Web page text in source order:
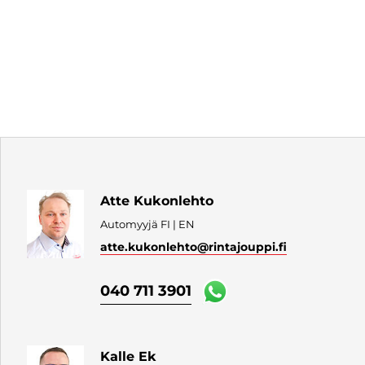
Atte Kukonlehto
Automyyjä FI | EN
atte.kukonlehto@rintajouppi.fi
040 711 3901
Kalle Ek